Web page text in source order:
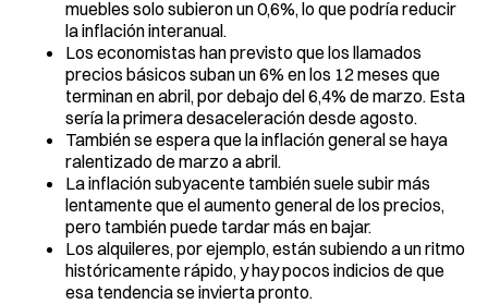
muebles solo subieron un 0,6%, lo que podría reducir
la inflación interanual.
Los economistas han previsto que los llamados
precios básicos suban un 6% en los 12 meses que
terminan en abril, por debajo del 6,4% de marzo. Esta
sería la primera desaceleración desde agosto.
También se espera que la inflación general se haya
ralentizado de marzo a abril.
La inflación subyacente también suele subir más
lentamente que el aumento general de los precios,
pero también puede tardar más en bajar.
Los alquileres, por ejemplo, están subiendo a un ritmo
históricamente rápido, y hay pocos indicios de que
esa tendencia se invierta pronto.